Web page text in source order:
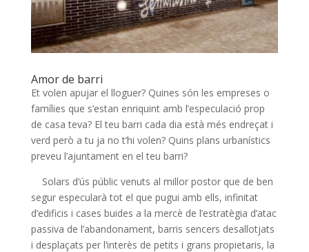
Amor de barri
Et volen apujar el lloguer? Quines són les empreses o
famílies que s’estan enriquint amb l’especulació prop
de casa teva? El teu barri cada dia està més endreçat i
verd però a tu ja no t’hi volen? Quins plans urbanístics
preveu l’ajuntament en el teu barri?
Solars d’ús públic venuts al millor postor que de ben
segur especularà tot el que pugui amb ells, infinitat
d’edificis i cases buides a la mercè de l’estratègia d’atac
passiva de l’abandonament, barris sencers desallotjats
i desplaçats per l’interès de petits i grans propietaris, la